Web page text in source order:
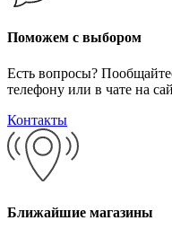
Поможем с выбором
Есть вопросы?
телефону или в чате на
Контакты
Ближайшие магазины